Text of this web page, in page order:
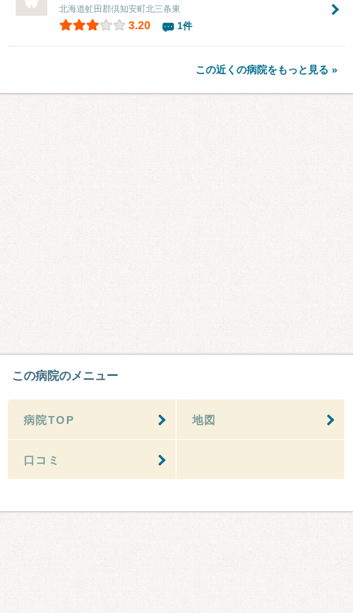
北海道虻田郡倶知安町北三条東
3.20 1件
この近くの病院をもっと見る »
この病院のメニュー
病院TOP 地図
口コミ